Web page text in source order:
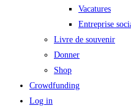
Vacatures
Entreprise
Livre de souvenir
Donner
Shop
Crowdfunding
Log in